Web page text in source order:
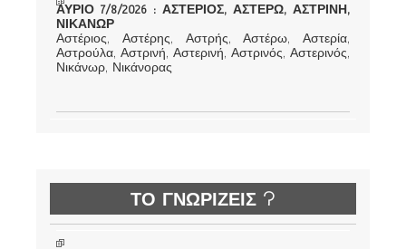
ΑΥΡΙΟ 7/8/2026 : ΑΣΤΕΡΙΟΣ, ΑΣΤΕΡΩ, ΑΣΤΡΙΝΗ,
ΝΙΚΑΝΩΡ
Αστέριος, Αστέρης, Αστρής, Αστέρω, Αστερία,
Αστρούλα, Αστρινή, Αστερινή, Αστρινός, Αστερινός,
Νικάνωρ, Νικάνορας
ΤΟ ΓΝΩΡΙΖΕΙΣ ?